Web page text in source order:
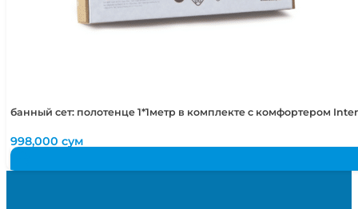
банный сет: полотенце 1*1метр в комплекте с комфортером
998,000сум